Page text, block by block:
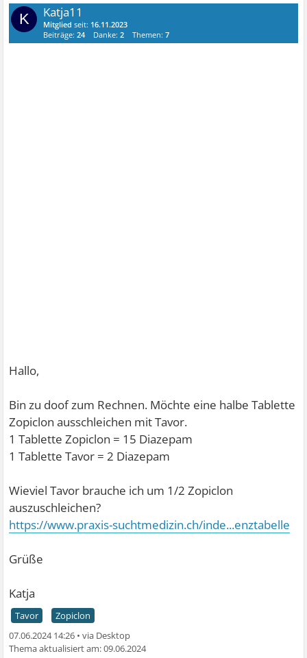
K Katja11
Mitglied seit: 16.11.2023
Beiträge:24 Danke:2 Themen:7
Hallo,
Bin zu doof zum Rechnen. Möchte eine halbe Tablette
Zopiclon ausschleichen mit Tavor.
1 Tablette Zopiclon = 15 Diazepam
1 Tablette Tavor = 2 Diazepam
Wieviel Tavor brauche ich um 1/2 Zopiclon
auszuschleichen?
https://www.praxis-suchtmedizin.ch/inde...enztabelle
Grüße
Katja
Tavor
Zopiclon
07.06.2024 14:26 •
09.06.2024